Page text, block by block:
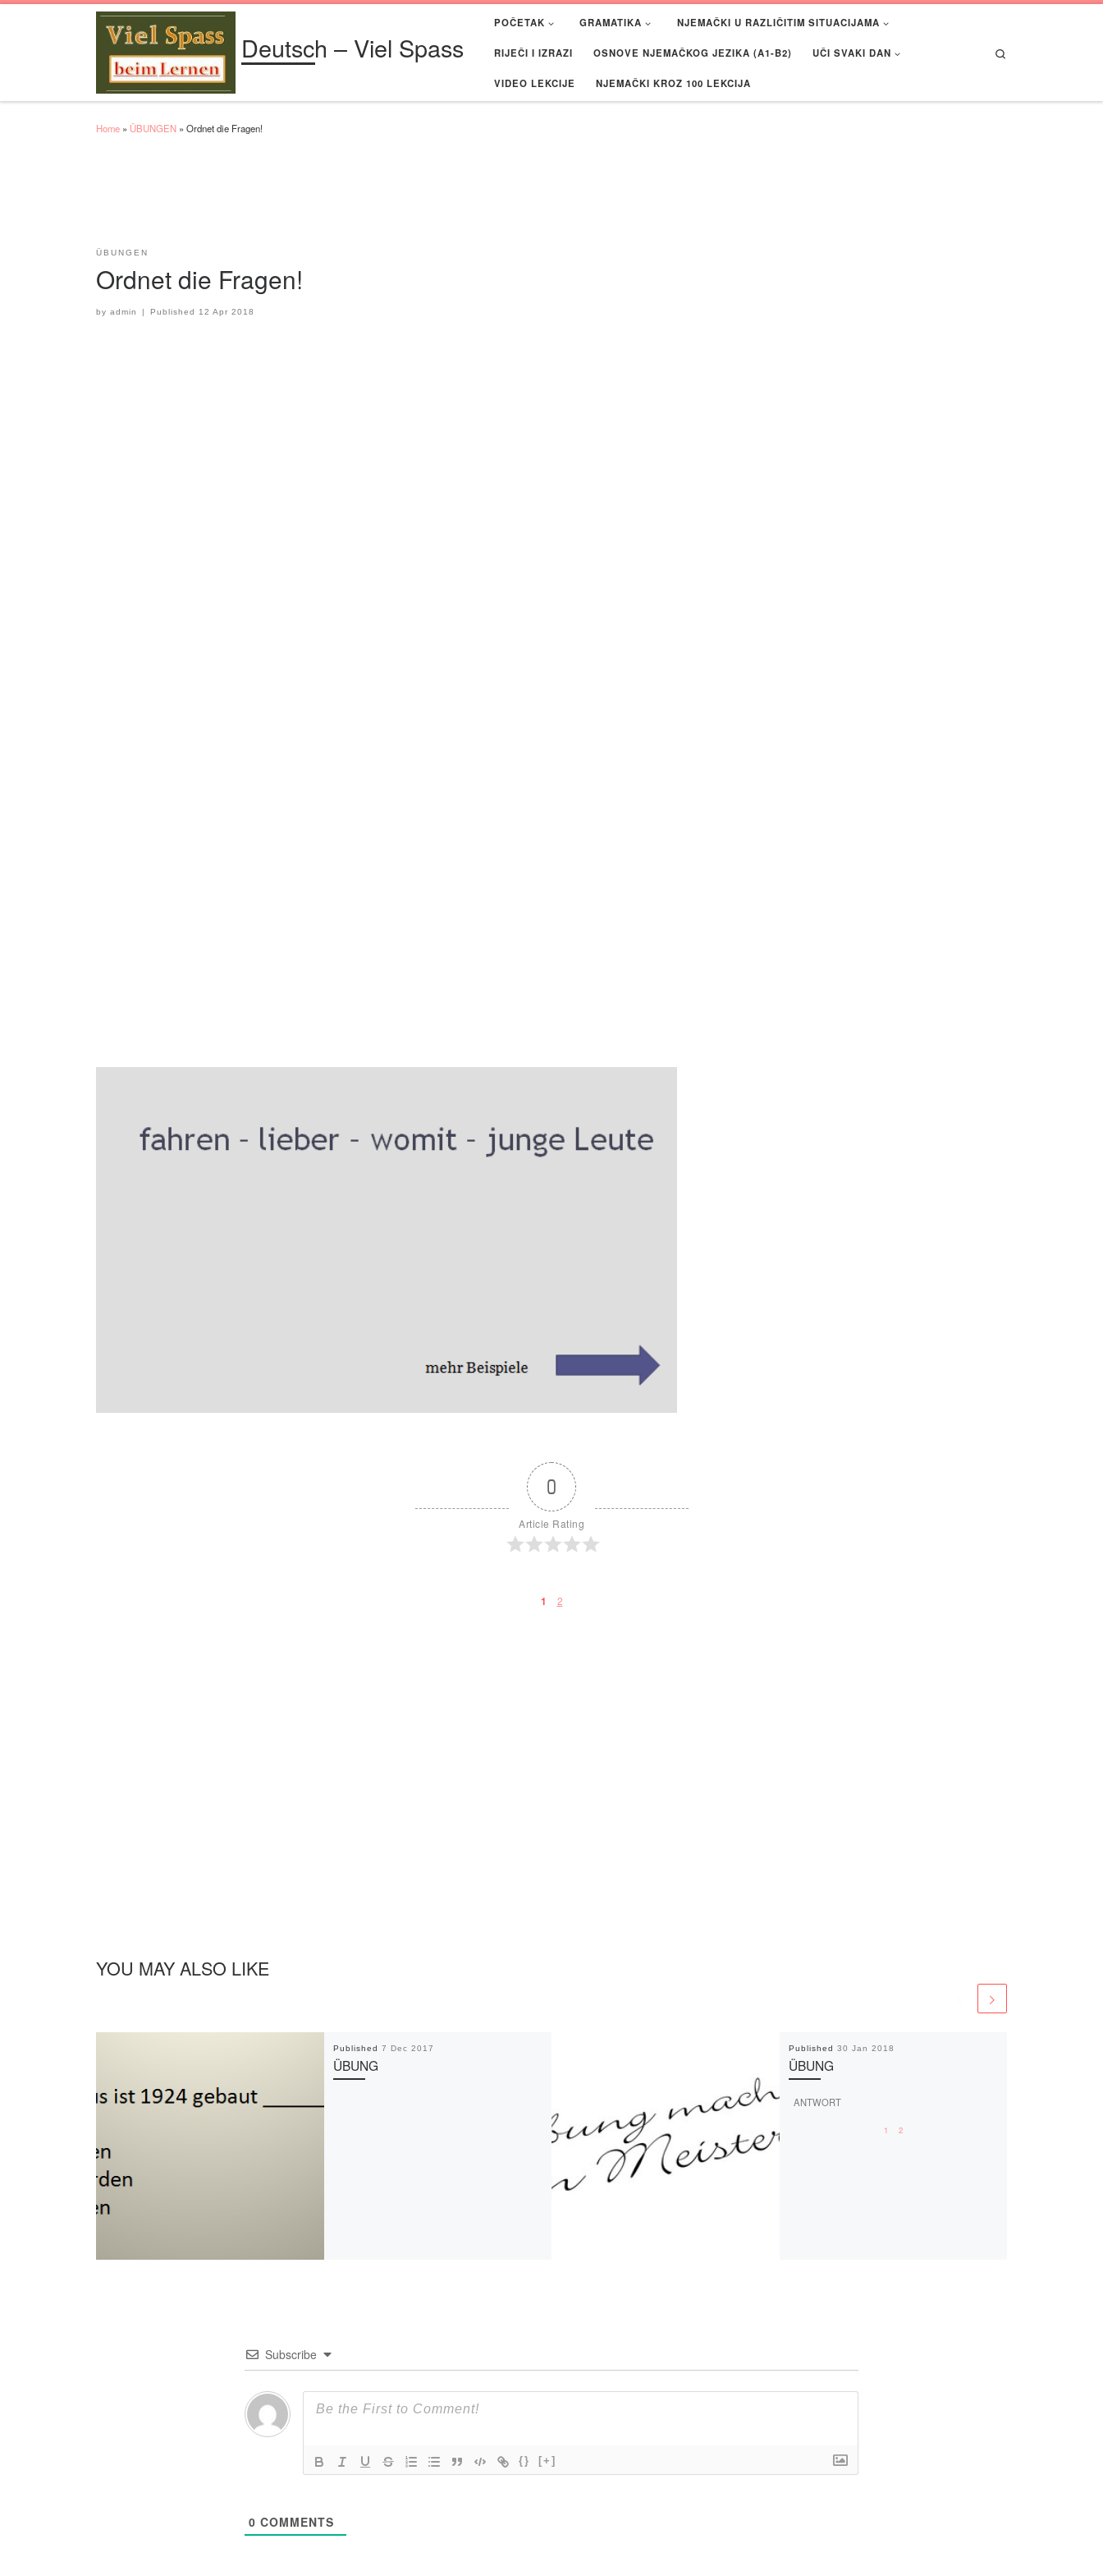
Deutsch – Viel Spass
POČETAK GRAMATIKA NJEMAČKI U RAZLIČITIM SITUACIJAMA
RIJEČI I IZRAZI OSNOVE NJEMAČKOG JEZIKA (A1-B2) UČI SVAKI DAN
VIDEO LEKCIJE NJEMAČKI KROZ 100 LEKCIJA
Home » ÜBUNGEN » Ordnet die Fragen!
ÜBUNGEN
Ordnet die Fragen!
by admin | Published 12 Apr 2018
0
Article Rating
1 2
YOU MAY ALSO LIKE
Published 7 Dec 2017
ÜBUNG
Published 30 Jan 2018
ÜBUNG
ANTWORT
1 2
Subscribe
{} [+]
0 COMMENTS